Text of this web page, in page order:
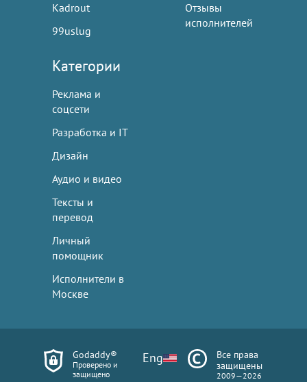
Kadrout
99uslug
Отзывы
исполнителей
Категории
Реклама и
соцсети
Разработка и IT
Дизайн
Аудио и видео
Тексты и
перевод
Личный
помощник
Исполнители в
Москве
Godaddy®
Проверено и
защищено
Eng
Все права
защищены
2009—2026